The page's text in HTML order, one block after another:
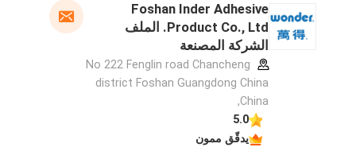
Foshan Inder Adhesive
Product Co., Ltd. الملف
الشركة المصنعة
No 222 Fenglin road Chancheng
district Foshan Guangdong China
,China
5.0
يدقّق ممون